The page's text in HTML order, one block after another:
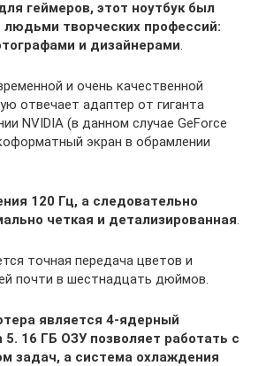
геймеров, этот ноутбук был
людьми творческих профессий:
и дизайнерами.
и очень качественной
отвечает адаптер от гиганта
NVIDIA (в данном случае GeForce
экран в обрамлении
120 Гц, а следовательно
четкая и детализированная.
точная передача цветов и
почти в шестнадцать дюймов.
является 4-ядерный
5. 16 ГБ ОЗУ позволяет работать с
задач, а система охлаждения